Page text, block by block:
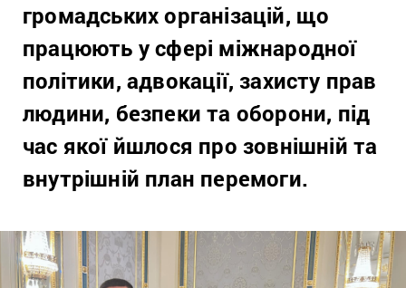
громадських організацій, що
працюють у сфері міжнародної
політики, адвокації, захисту прав
людини, безпеки та оборони, під
час якої йшлося про зовнішній та
внутрішній план перемоги.